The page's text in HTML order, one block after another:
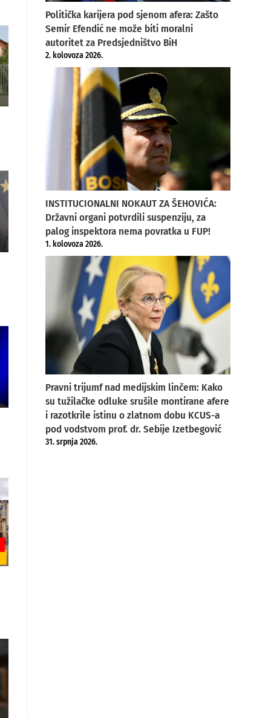
Politička karijera pod sjenom afera: Zašto
Semir Efendić ne može biti moralni
autoritet za Predsjedništvo BiH
2. kolovoza 2026.
INSTITUCIONALNI NOKAUT ZA ŠEHOVIĆA:
Državni organi potvrdili suspenziju, za
palog inspektora nema povratka u FUP!
1. kolovoza 2026.
Pravni trijumf nad medijskim linčem: Kako
su tužilačke odluke srušile montirane afere
i razotkrile istinu o zlatnom dobu KCUS-a
pod vodstvom prof. dr. Sebije Izetbegović
31. srpnja 2026.